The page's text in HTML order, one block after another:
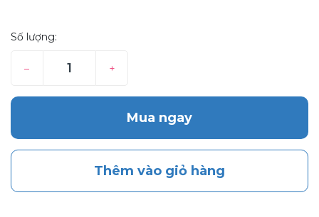
Số lượng:
– +
Mua ngay
Thêm vào giỏ hàng